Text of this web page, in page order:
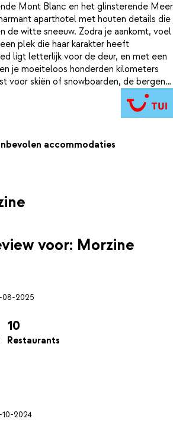
Mont Blanc en het glinsterende Meer
aparthotel met houten details die
de witte sneeuw. Zodra je aankomt, voel
plek die haar karakter heeft
ligt letterlijk voor de deur, en met een
je moeiteloos honderden kilometers
voor skiën of snowboarden, de bergen
een actieve dag in de Franse Alpen is
Warm op in de sauna of laat je spieren
In het restaurant wacht een
kamer, waar je rustig kunt
accommodaties
voor: Morzine
08-2025
10
Restaurants
2024